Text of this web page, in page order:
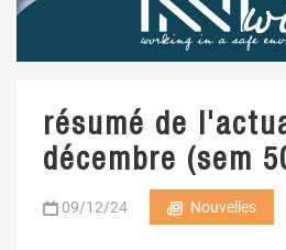
résumé de
décembre (sem
09/12/24 Nouvelles